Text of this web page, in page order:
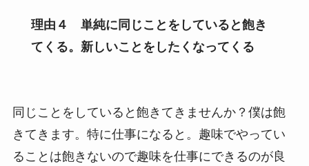
理由４ 単純に同じことをしていると飽き
てくる。新しいことをしたくなってくる
同じことをしていると飽きてきませんか？僕は飽
きてきます。特に仕事になると。趣味でやってい
ることは飽きないので趣味を仕事にできるのが良